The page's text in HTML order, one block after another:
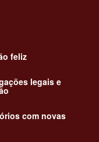
feliz
legais e
com novas